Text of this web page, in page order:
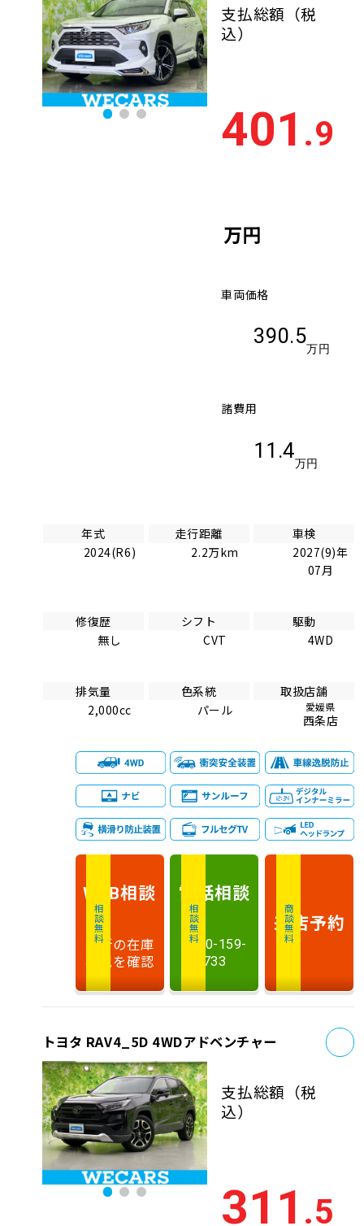
支払総額 （税
込）
401 .9
万円
車両価格
390.5
万円
諸費用
11.4
万円
年式
2024(R6)
走行距離
2.2万km
車検
2027(9)年
07月
修復歴
無し
シフト
CVT
駆動
4WD
排気量
2,000cc
色系統
パール
取扱店舗
愛媛県
西条店
相談無料
WEB相談
最新の在庫
状況を確認
相談無料
電話相談
0120-159-
733
商談無料
来店予約
トヨタ RAV4_5D 4WDアドベンチャー
支払総額 （税
込）
311 .5